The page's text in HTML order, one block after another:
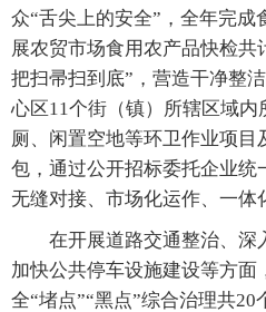
众“舌尖上的安全”，全年完成
展农贸市场食用农产品快检共
把扫帚扫到底”，营造干净整
心区11个街（镇）所辖区域
厕、闲置空地等环卫作业项
包，通过公开招标委托企业统
无缝对接、市场化运作、一体
在开展道路交通整治、深入
加快公共停车设施建设等方面
全“堵点”“黑点”综合治理共